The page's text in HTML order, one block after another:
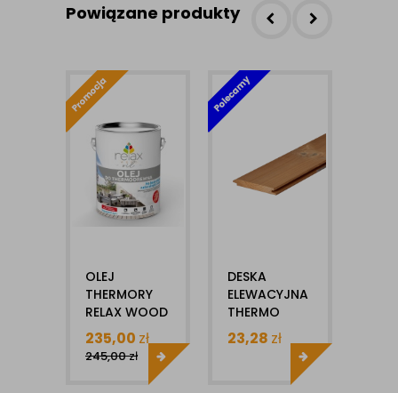
Powiązane produkty
OLEJ
THERMORY
RELAX WOOD
2,5L
235,00 zł
245,00zł
DESKA
ELEWACYJNA
THERMO
SOSNA EDGE
15X117MM
LUNAWOOD
23,28 zł